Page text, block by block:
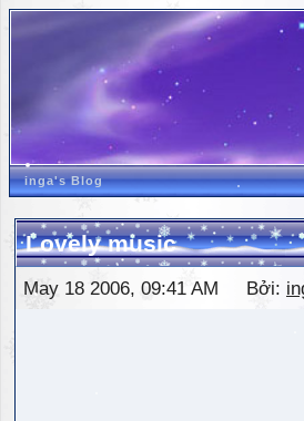
inga's Blog
Lovely music
May 18 2006, 09:41 AM Bởi: